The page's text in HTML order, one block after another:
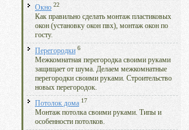
Окно 22
Как правильно сделать монтаж пластиковых
окон (установку окон пвх), монтаж окон по
госту.
Перегородки 6
Межкомнатная перегородка своими руками
защищает от шума. Делаем межкомнатные
перегородки своими руками. Строительство
новых перегородок.
Потолок дома 17
Монтаж потолка своими руками. Типы и
особенности потолков.